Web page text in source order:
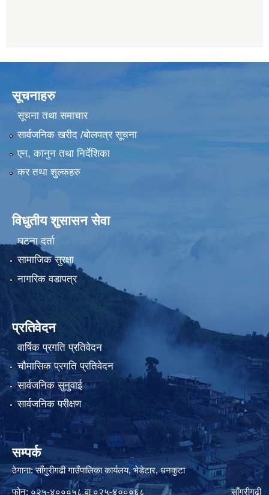
सूचनाहरु
सूचना तथा समाचार
सार्वजनिक खरीद /बोलपत्र सूचना
एन, कानुन तथा निर्देशिका
कर तथा शुल्कहरु
विधुतीय शुसासन सेवा
घटना दर्ता
सामाजिक सुरक्षा
नागरिक वडापत्र
प्रतिवेदन
वार्षिक प्रगति प्रतिवेदन
चौमासिक प्रगति प्रतिवेदन
सार्वजनिक सुनुवाई
सार्वजनिक परीक्षण
सम्पर्क
ठेगाना: साँगुरीगढी गाउँपालिका कार्यलय, भेडेटार, धनकुटा
फोन: ०२५-४०००५८ वा ०२५-४०००६८ साँगुरीगढी